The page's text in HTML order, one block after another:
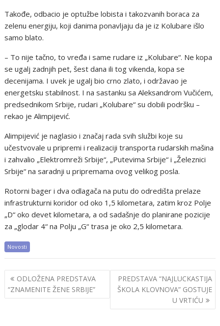
Takođe, odbacio je optužbe lobista i takozvanih boraca za
zelenu energiju, koji danima ponavljaju da je iz Kolubare išlo
samo blato.
– To nije tačno, to vređa i same rudare iz „Kolubare“. Ne kopa
se ugalj zadnjih pet, šest dana ili tog vikenda, kopa se
decenijama. I uvek je ugalj bio crno zlato, i održavao je
energetsku stabilnost. I na sastanku sa Aleksandrom Vučićem,
predsednikom Srbije, rudari „Kolubare“ su dobili podršku –
rekao je Alimpijević.
Alimpijević je naglasio i značaj rada svih službi koje su
učestvovale u pripremi i realizaciji transporta rudarskih mašina
i zahvalio „Elektromreži Srbije“, „Putevima Srbije“ i „Železnici
Srbije“ na saradnji u pripremama ovog velikog posla.
Rotorni bager i dva odlagača na putu do odredišta prelaze
infrastrukturni koridor od oko 1,5 kilometara, zatim kroz Polje
„D“ oko devet kilometara, a od sadašnje do planirane pozicije
za „glodar 4“ na Polju „G“ trasa je oko 2,5 kilometara.
Novosti
Post
navigation
ODLOŽENA PREDSTAVA
“ZNAMENITE ŽENE SRBIJE”
PREDSTAVA “NAJLUCKASTIJA
ŠKOLA KLOVNOVA” GOSTUJE
U VRTIĆU